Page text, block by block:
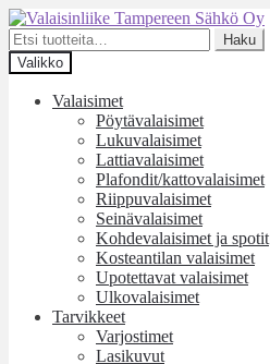
Siirry
navigointiin
Siirry
sisältöön
Etsi:
Haku
Valikko
Valaisimet
Pöytävalaisimet
Lukuvalaisimet
Lattiavalaisimet
Plafondit/kattovalaisimet
Riippuvalaisimet
Seinävalaisimet
Kohdevalaisimet ja spotit
Kosteantilan valaisimet
Upotettavat valaisimet
Ulkovalaisimet
Tarvikkeet
Varjostimet
Lasikuvut